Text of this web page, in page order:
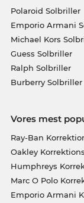
Polaroid Solbriller
Emporio Armani
Michael Kors
Guess Solbriller
Ralph Solbriller
Burberry Solbriller
Vores mest
Ray-Ban
Oakley
Humphreys
Marc O Polo
Emporio Armani